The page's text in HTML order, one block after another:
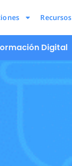
Recursos
Digital